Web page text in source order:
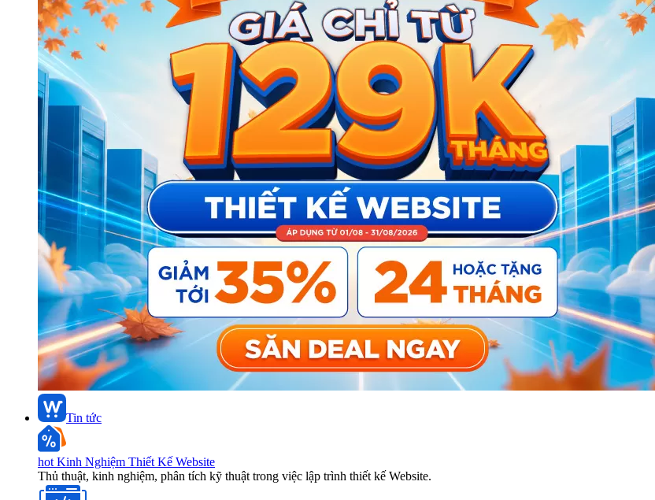
Tin tức
hot Kinh Nghiệm Thiết Kế Website
Thủ thuật, kinh nghiệm, phân tích kỹ thuật trong việc lập trình thiết kế Website.